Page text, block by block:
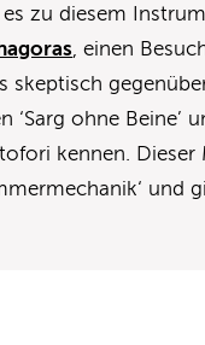
zu diesem
, einen
skeptisch
‘Sarg ohne Beine’
kennen.
und